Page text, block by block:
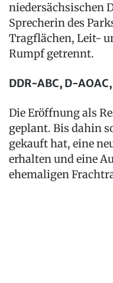
niedersächsischen
Sprecherin des
Tragflächen, Leit-
Rumpf getrennt.
DDR-ABC, D-
Die Eröffnung als
geplant. Bis dahin
gekauft hat, eine
erhalten und eine
ehemaligen